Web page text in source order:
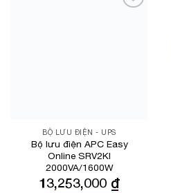
BỘ LƯU ĐIỆN - UPS
Bộ lưu điện APC Easy
Online SRV2KI
2000VA/1600W
13,253,000 ₫